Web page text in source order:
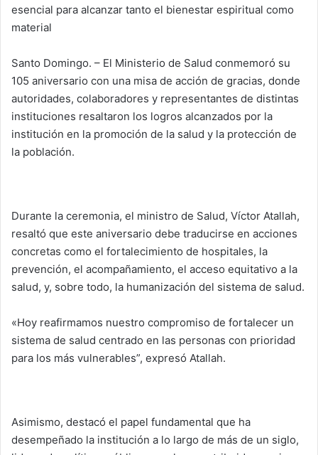
esencial para alcanzar tanto el bienestar espiritual como
material
Santo Domingo. – El Ministerio de Salud conmemoró su
105 aniversario con una misa de acción de gracias, donde
autoridades, colaboradores y representantes de distintas
instituciones resaltaron los logros alcanzados por la
institución en la promoción de la salud y la protección de
la población.
Durante la ceremonia, el ministro de Salud, Víctor Atallah,
resaltó que este aniversario debe traducirse en acciones
concretas como el fortalecimiento de hospitales, la
prevención, el acompañamiento, el acceso equitativo a la
salud, y, sobre todo, la humanización del sistema de salud.
«Hoy reafirmamos nuestro compromiso de fortalecer un
sistema de salud centrado en las personas con prioridad
para los más vulnerables”, expresó Atallah.
Asimismo, destacó el papel fundamental que ha
desempeñado la institución a lo largo de más de un siglo,